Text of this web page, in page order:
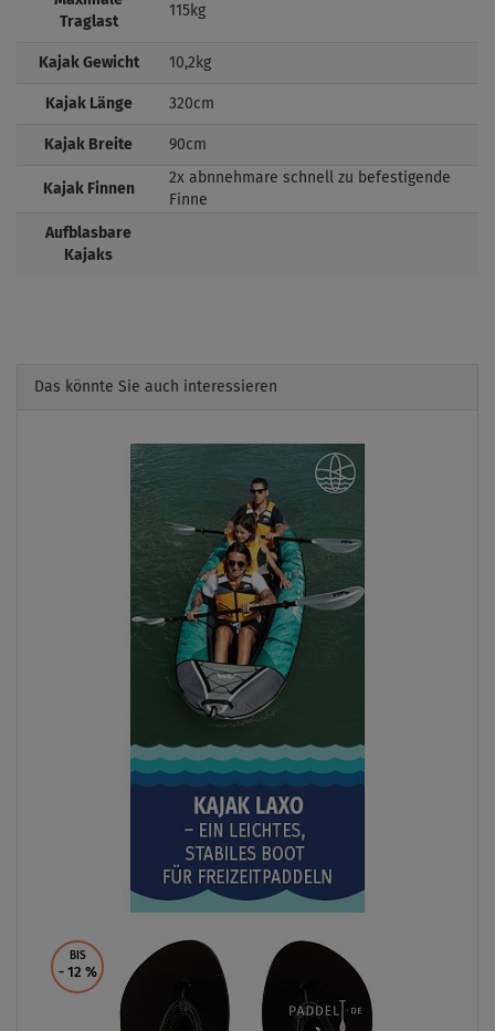
Traglast
115kg
Kajak Gewicht 10,2kg
Kajak Länge 320cm
Kajak Breite 90cm
Kajak Finnen
2x abnnehmare schnell zu befestigende
Finne
Aufblasbare
Kajaks
Das könnte Sie auch interessieren
BIS
- 12 %
Previous